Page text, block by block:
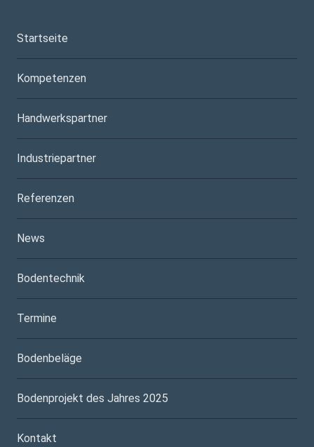
Startseite
Kompetenzen
Handwerkspartner
Industriepartner
Referenzen
News
Bodentechnik
Termine
Bodenbeläge
Bodenprojekt des Jahres 2025
Kontakt